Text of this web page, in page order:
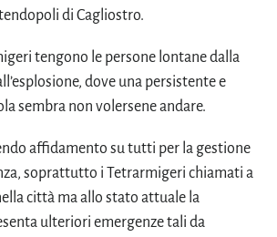
di Cagliostro.
tengono le persone lontane dalla
dove una persistente e
sembra non volersene andare.
affidamento su tutti per la gestione
soprattutto i Tetrarmigeri chiamati a
città ma allo stato attuale la
ulteriori emergenze tali da